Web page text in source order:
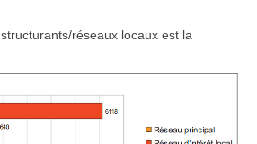
réseaux locaux est la